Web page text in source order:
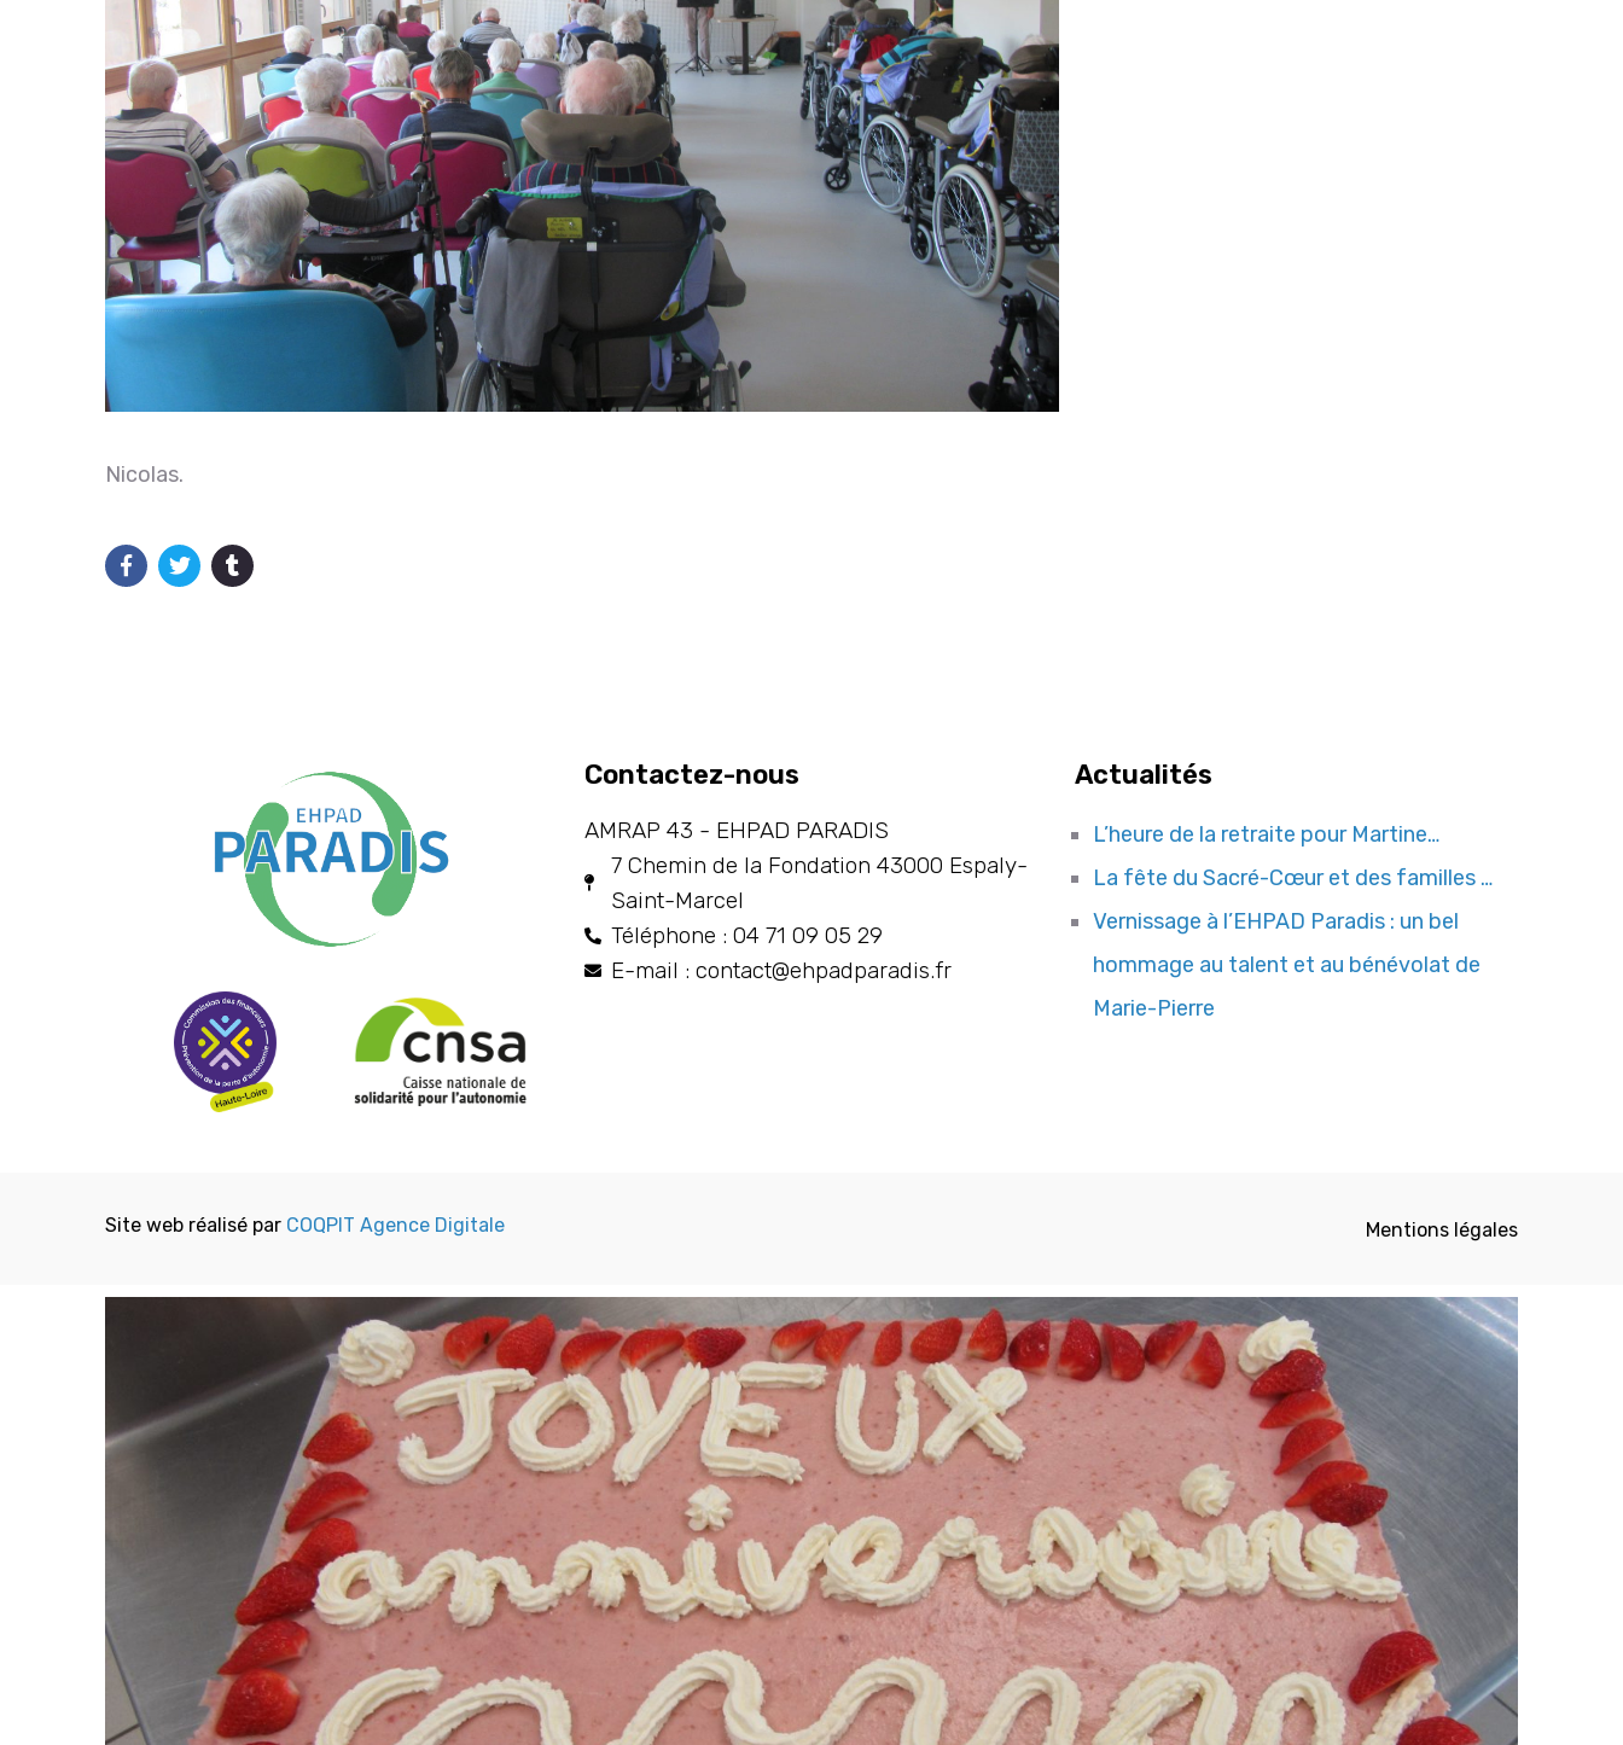
Nicolas.
Contactez-nous
AMRAP 43 - EHPAD PARADIS
7 Chemin de la Fondation 43000 Espaly-
Saint-Marcel
Téléphone : 04 71 09 05 29
E-mail : contact@ehpadparadis.fr
Actualités
L’heure de la retraite pour Martine…
La fête du Sacré-Cœur et des familles …
Vernissage à l’EHPAD Paradis : un bel
hommage au talent et au bénévolat de
Marie-Pierre
Site web réalisé par COQPIT Agence Digitale Mentions légales